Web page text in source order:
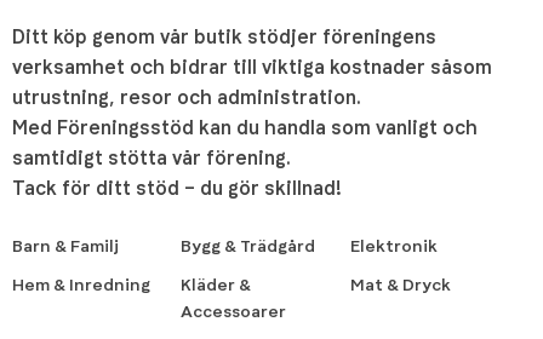
Ditt köp genom vår butik stödjer föreningens
verksamhet och bidrar till viktiga kostnader såsom
utrustning, resor och administration.
Med Föreningsstöd kan du handla som vanligt och
samtidigt stötta vår förening.
Tack för ditt stöd – du gör skillnad!
Barn & Familj Bygg & Trädgård
Elektronik
Hem & Inredning
Kläder &
Accessoarer
Mat & Dryck